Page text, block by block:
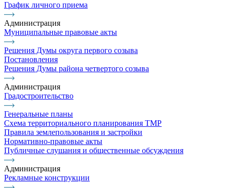
График личного приема
Администрация
Муниципальные правовые акты
Решения Думы округа первого созыва
Постановления
Решения Думы района четвертого созыва
Администрация
Градостроительство
Генеральные планы
Схема территориального планирования ТМР
Правила землепользования и застройки
Нормативно-правовые акты
Публичные слушания и общественные обсуждения
Администрация
Рекламные конструкции